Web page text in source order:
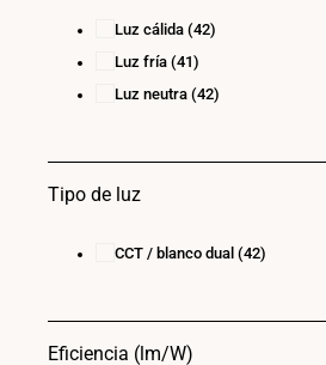
30 (3)
36 (5)
40 (1)
Luz cálida (42)
Luz fría (41)
Luz neutra (42)
Tipo de luz
CCT / blanco dual (42)
Eficiencia (lm/W)